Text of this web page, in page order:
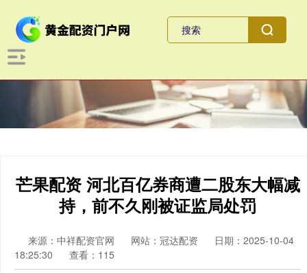
芒果配资 河北百亿券商遭二股东大幅减
持，前不久刚被证监局处罚
来源：中祥配资官网 网站：冠达配资
日期：2025-10-04
18:25:30
查看：115